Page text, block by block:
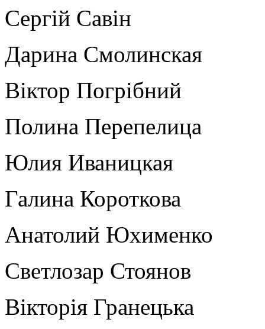
Сергій Савін
Дарина Смолинская
Віктор Погрібний
Полина Перепелица
Юлия Иваницкая
Галина Короткова
Анатолий Юхименко
Светлозар Стоянов
Вікторія Гранецька